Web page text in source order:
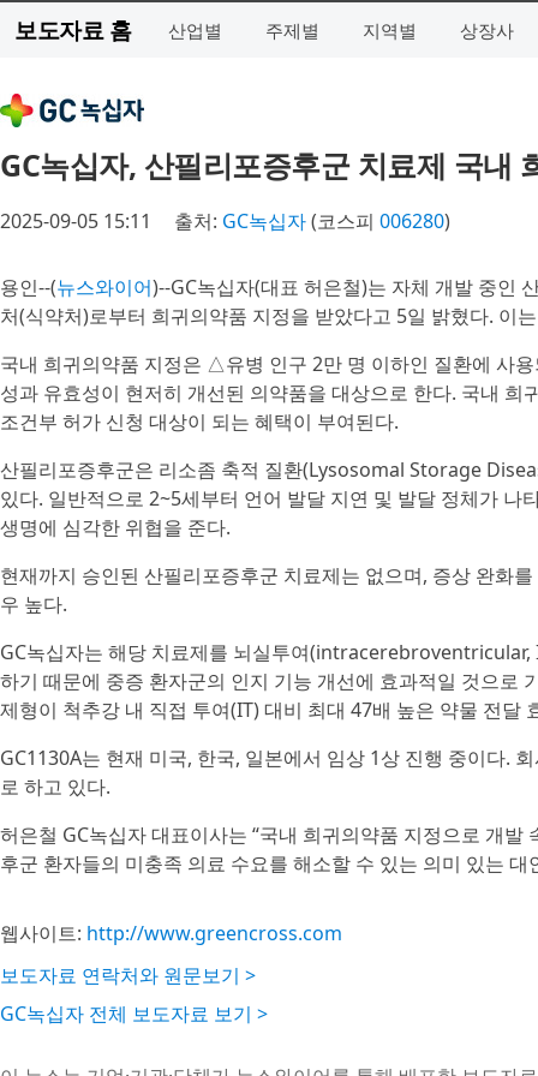
보도자료 홈 산업별 주제별 지역별 상장사
GC녹십자, 산필리포증후군 치료제 국내
2025-09-05 15:11 출처: GC녹십자(코스피 006280)
용인--(뉴스와이어)--GC녹십자(대표 허은철)는 자체 개발 중인
처(식약처)로부터 희귀의약품 지정을 받았다고 5일 밝혔다. 이
국내 희귀의약품 지정은 △유병 인구 2만 명 이하인 질환에 사
성과 유효성이 현저히 개선된 의약품을 대상으로 한다. 국내
조건부 허가 신청 대상이 되는 혜택이 부여된다.
산필리포증후군은 리소좀 축적 질환(Lysosomal Storage
있다. 일반적으로 2~5세부터 언어 발달 지연 및 발달 정체가
생명에 심각한 위협을 준다.
현재까지 승인된 산필리포증후군 치료제는 없으며, 증상 완화
우 높다.
GC녹십자는 해당 치료제를 뇌실투여(intracerebroventricular,
하기 때문에 중증 환자군의 인지 기능 개선에 효과적일 것으로
제형이 척추강 내 직접 투여(IT) 대비 최대 47배 높은 약물 전달
GC1130A는 현재 미국, 한국, 일본에서 임상 1상 진행 중이다.
로 하고 있다.
허은철 GC녹십자 대표이사는 “국내 희귀의약품 지정으로 개
후군 환자들의 미충족 의료 수요를 해소할 수 있는 의미 있는 대
웹사이트: http://www.greencross.com
보도자료 연락처와 원문보기 >
GC녹십자 전체 보도자료 보기 >